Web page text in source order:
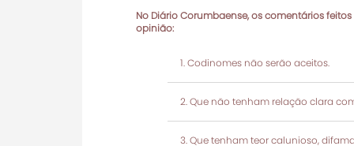
No Diário Corumbaense, os comentários
opinião:
Codinomes não serão aceitos.
Que não tenham relação clara
Que tenham teor calunioso,